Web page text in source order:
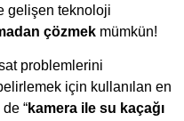
gelişen teknoloji
çözmek mümkün!
problemlerini
için kullanılan en
“kamera ile su kaçağı